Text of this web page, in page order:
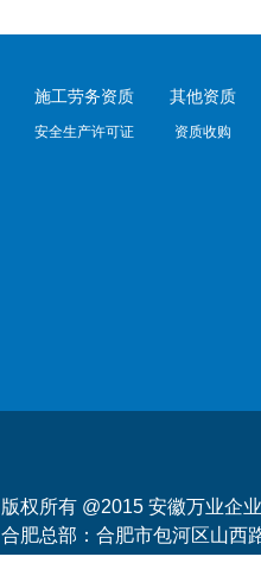
施工劳务资质
安全生产许可证
其他资质
资质收购
版权所有 @2015 安徽万业企
合肥总部：合肥市包河区山西